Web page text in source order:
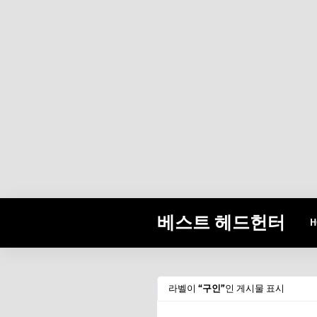
베스트 헤드헌터
라벨이 구인 인 게시물 표시